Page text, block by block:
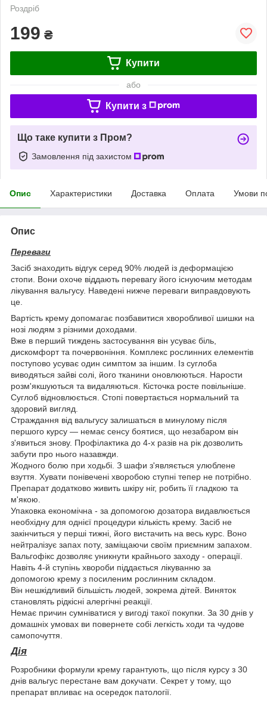
Роздріб
199 ₴
Купити
або
Купити з
Що таке купити з Пром?
Замовлення під захистом
Опис Характеристики Доставка Оплата Умови
Опис
Переваги
Засіб знаходить відгук серед 90% людей із деформацією
стопи. Вони охоче віддають перевагу його існуючим методам
лікування вальгусу. Наведені нижче переваги виправдовують
це.
Вартість крему допомагає позбавитися хворобливої шишки на
нозі людям з різними доходами.
Вже в перший тиждень застосування він усуває біль,
дискомфорт та почервоніння. Комплекс рослинних елементів
поступово усуває один симптом за іншим. Із суглоба
виводяться зайві солі, його тканини оновлюються. Нарости
розм'якшуються та видаляються. Кісточка росте повільніше.
Суглоб відновлюється. Стопі повертається нормальний та
здоровий вигляд.
Страждання від вальгусу залишаться в минулому після
першого курсу — немає сенсу боятися, що незабаром він
з'явиться знову. Профілактика до 4-х разів на рік дозволить
забути про нього назавжди.
Жодного болю при ходьбі. З шафи з'являється улюблене
взуття. Хувати понівечені хворобою ступні тепер не потрібно.
Препарат додатково живить шкіру ніг, робить її гладкою та
м'якою.
Упаковка економічна - за допомогою дозатора видавлюється
необхідну для однієї процедури кількість крему. Засіб не
закінчиться у перші тижні, його вистачить на весь курс. Воно
нейтралізує запах поту, заміщаючи своїм приємним запахом.
Вальгофікс дозволяє уникнути крайнього заходу - операції.
Навіть 4-й ступінь хвороби піддається лікуванню за
допомогою крему з посиленим рослинним складом.
Він нешкідливий більшість людей, зокрема дітей. Виняток
становлять рідкісні алергічні реакції.
Немає причин сумніватися у вигоді такої покупки. За 30 днів у
домашніх умовах ви повернете собі легкість ходи та чудове
самопочуття.
Дія
Розробники формули крему гарантують, що після курсу з 30
днів вальгус перестане вам докучати. Секрет у тому, що
препарат впливає на осередок патології.